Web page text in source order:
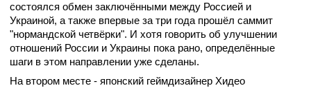
состоялся обмен заключёнными между Россией и
Украиной, а также впервые за три года прошёл саммит
"нормандской четвёрки". И хотя говорить об улучшении
отношений России и Украины пока рано, определённые
шаги в этом направлении уже сделаны.
На втором месте - японский геймдизайнер Хидео